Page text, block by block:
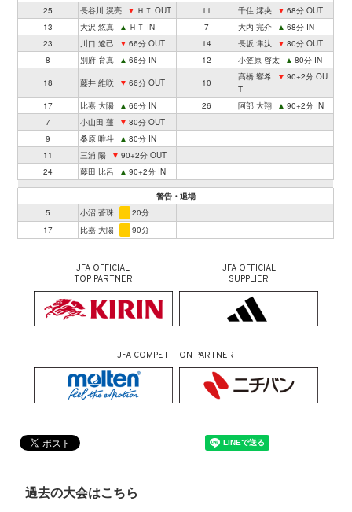
25
長谷川 滉亮 ▼ ＨＴ OUT 11 千住 澪央 ▼ 68分 OUT
13
大沢 悠真 ▲ ＨＴ IN 7 大内 完介 ▲ 68分 IN
23
川口 遼己 ▼ 66分 OUT 14 長坂 隼汰 ▼ 80分 OUT
8
別府 育真 ▲ 66分 IN 12 小笠原 啓太 ▲ 80分 IN
18 藤井 維咲 ▼ 66分 OUT 10
髙橋 響希 ▼ 90+2分 OU
T
17
比嘉 大陽 ▲ 66分 IN 26 阿部 大翔 ▲ 90+2分 IN
7
小山田 蓮 ▼ 80分 OUT
9
桑原 唯斗 ▲ 80分 IN
11
三浦 陽 ▼ 90+2分 OUT
24
藤田 比呂 ▲ 90+2分 IN
警告・退場
5
小沼 蒼珠
20分
17
比嘉 大陽 90分
JFA OFFICIAL
TOP PARTNER
JFA OFFICIAL
SUPPLIER
JFA COMPETITION PARTNER
過去の大会はこちら